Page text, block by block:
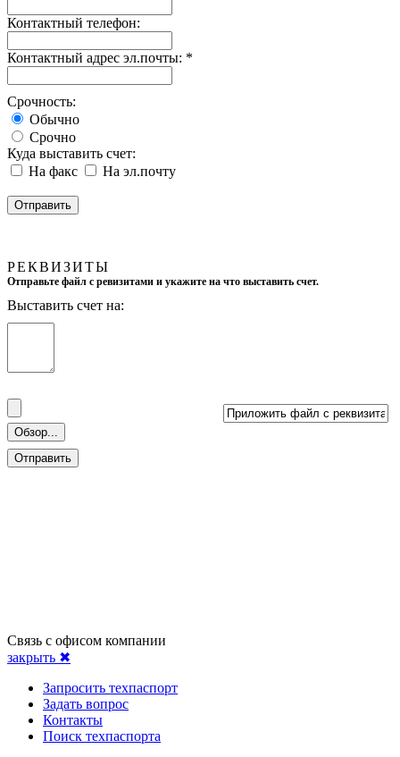
Контактный телефон:
Контактный адрес эл.почты: *
Срочность:
Обычно
Срочно
Куда выставить счет:
На факс
На эл.почту
РЕКВИЗИТЫ
Отправьте файл с ревизитами и укажите на что выставить счет.
Выставить счет на:
Связь с офисом компании
закрыть ✖
Запросить техпаспорт
Задать вопрос
Контакты
Поиск техпаспорта